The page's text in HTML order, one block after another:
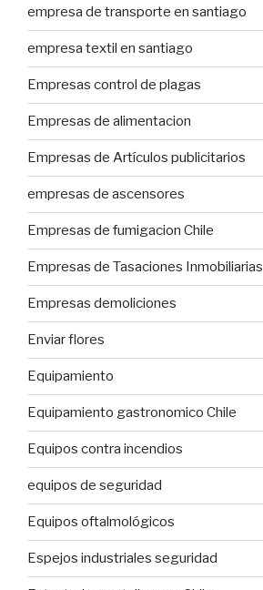
empresa de transporte en santiago
empresa textil en santiago
Empresas control de plagas
Empresas de alimentacion
Empresas de Artículos publicitarios
empresas de ascensores
Empresas de fumigacion Chile
Empresas de Tasaciones Inmobiliarias
Empresas demoliciones
Enviar flores
Equipamiento
Equipamiento gastronomico Chile
Equipos contra incendios
equipos de seguridad
Equipos oftalmológicos
Espejos industriales seguridad